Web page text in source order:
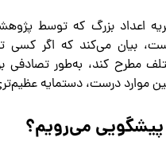
اعداد بزرگ که توسط
بیان می‌کند که اگر کسی
مطرح کند، به‌طور تصادفی
موارد درست، دستمایه
پیشگویی می‌رویم؟